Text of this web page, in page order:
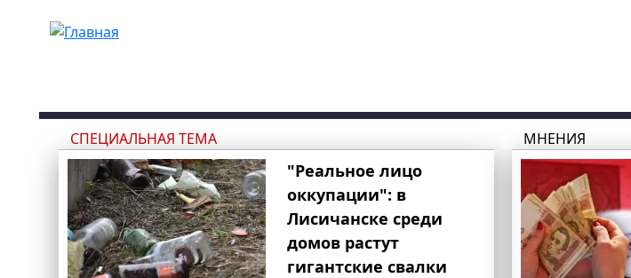
СПЕЦИАЛЬНАЯ ТЕМА
"Реальное лицо
оккупации": в
Лисичанске среди
домов растут
гигантские свалки
МНЕНИЯ